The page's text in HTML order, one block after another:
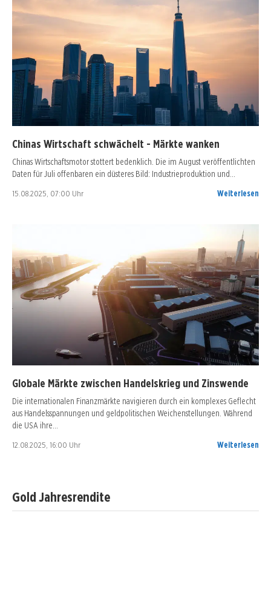
Chinas Wirtschaft schwächelt - Märkte wanken
Chinas Wirtschaftsmotor stottert bedenklich. Die im August veröffentlichten
Daten für Juli offenbaren ein düsteres Bild: Industrieproduktion und…
15.08.2025, 07:00 Uhr Weiterlesen
Globale Märkte zwischen Handelskrieg und Zinswende
Die internationalen Finanzmärkte navigieren durch ein komplexes Geflecht
aus Handelsspannungen und geldpolitischen Weichenstellungen. Während
die USA ihre…
12.08.2025, 16:00 Uhr Weiterlesen
Gold Jahresrendite